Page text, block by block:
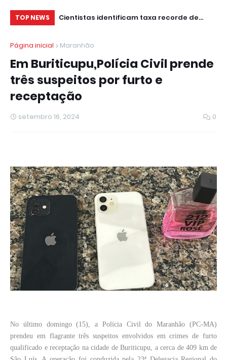
TOP NEWS
20 anos entre
Cientistas identificam taxa recorde de
Página inicial
Maranhão
Em Buriticupu,Polícia Civil prende
três suspeitos por furto e
receptação
setembro 16, 2024 0
No último domingo (15), a Polícia Civil do Maranhão (PC-MA)
prendeu em flagrante três suspeitos envolvidos em crimes de furto
qualificado e receptação na cidade de Buriticupu, a cerca de 409 km de